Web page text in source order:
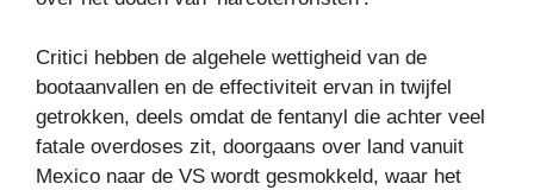
Critici hebben de algehele wettigheid van de
bootaanvallen en de effectiviteit ervan in twijfel
getrokken, deels omdat de fentanyl die achter veel
fatale overdoses zit, doorgaans over land vanuit
Mexico naar de VS wordt gesmokkeld, waar het